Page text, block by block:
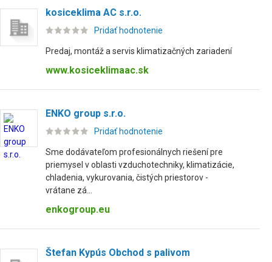
kosiceklima AC s.r.o.
Pridať hodnotenie
Predaj, montáž a servis klimatizačných zariadení
www.kosiceklimaac.sk
ENKO group s.r.o.
Pridať hodnotenie
Sme dodávateľom profesionálnych riešení pre
priemysel v oblasti vzduchotechniky, klimatizácie,
chladenia, vykurovania, čistých priestorov -
vrátane zá...
enkogroup.eu
Štefan Kypús Obchod s palivom